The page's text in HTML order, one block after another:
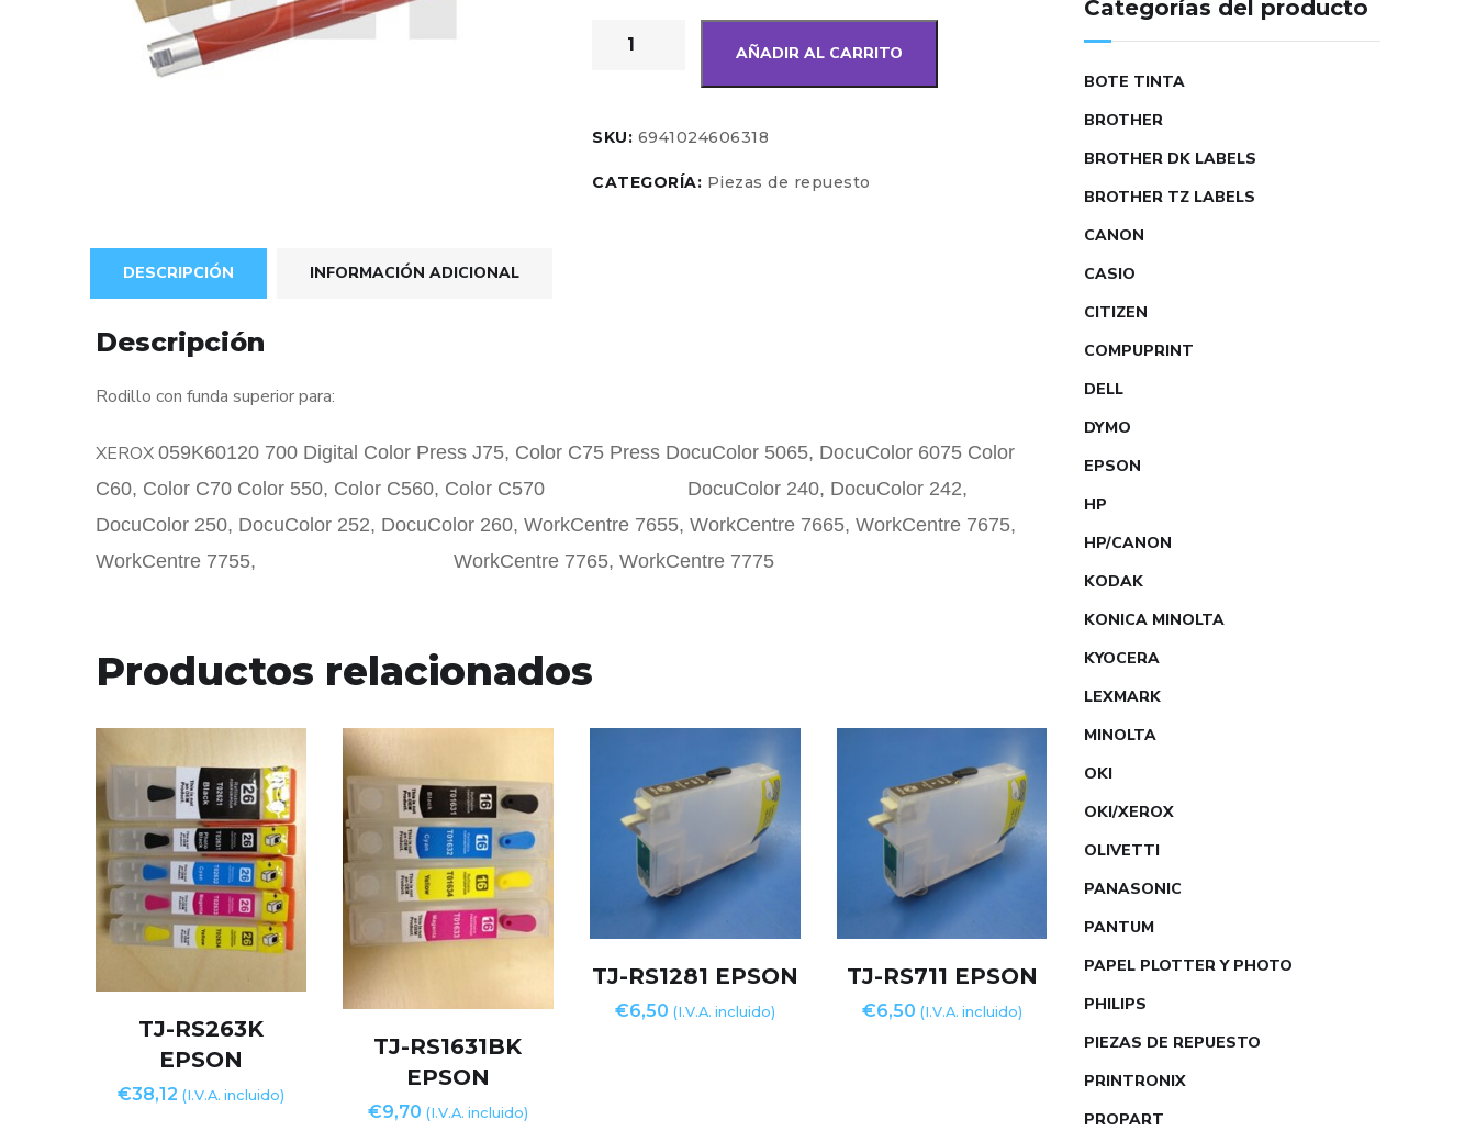
AÑADIR AL CARRITO
SKU: 6941024606318
CATEGORÍA: Piezas de repuesto
DESCRIPCIÓN INFORMACIÓN ADICIONAL
Descripción
Rodillo con funda superior para:
XEROX 059K60120 700 Digital Color Press J75, Color C75 Press DocuColor 5065, DocuColor 6075 Color
C60, Color C70 Color 550, Color C560, Color C570 DocuColor 240, DocuColor 242,
DocuColor 250, DocuColor 252, DocuColor 260, WorkCentre 7655, WorkCentre 7665, WorkCentre 7675,
WorkCentre 7755, WorkCentre 7765, WorkCentre 7775
Productos relacionados
TJ-RS263K
EPSON
€38,12 (I.V.A. incluido)
TJ-RS1631BK
EPSON
€9,70 (I.V.A. incluido)
TJ-RS1281 EPSON
€6,50 (I.V.A. incluido)
TJ-RS711 EPSON
€6,50 (I.V.A. incluido)
Categorías del producto
BOTE TINTA
BROTHER
BROTHER DK LABELS
BROTHER TZ LABELS
CANON
CASIO
CITIZEN
COMPUPRINT
DELL
DYMO
EPSON
HP
HP/CANON
KODAK
KONICA MINOLTA
KYOCERA
LEXMARK
MINOLTA
OKI
OKI/XEROX
OLIVETTI
PANASONIC
PANTUM
PAPEL PLOTTER Y PHOTO
PHILIPS
PIEZAS DE REPUESTO
PRINTRONIX
PROPART